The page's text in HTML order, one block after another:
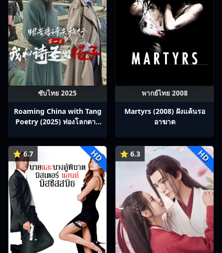
ซับไทย 2025
Roaming China with Tang
Poetry (2025) ท่องโลกตาม
พากย์ไทย 2008
Martyrs (2008) ฝังแค้นรอ
อาฆาต
⭐ 6.7 HD ⭐ 6.3 HD